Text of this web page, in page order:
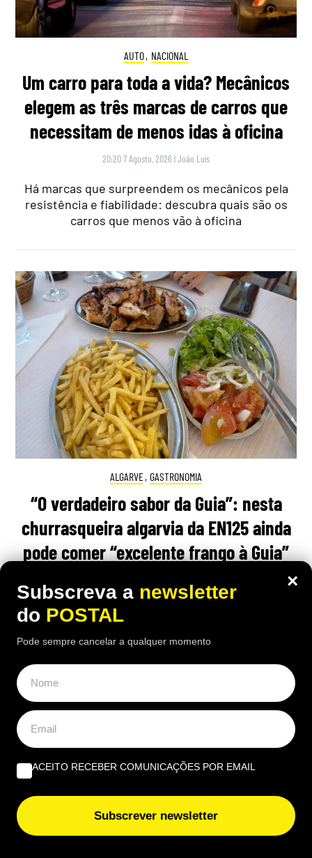
AUTO, NACIONAL
Um carro para toda a vida? Mecânicos
elegem as três marcas de carros que
necessitam de menos idas à oficina
20:20 7 Agosto, 2026 |João Luís
Há marcas que surpreendem os mecânicos pela
resistência e fiabilidade: descubra quais são os
carros que menos vão à oficina
ALGARVE, GASTRONOMIA
“O verdadeiro sabor da Guia”: nesta
churrasqueira algarvia da EN125 ainda
pode comer “excelente frango à Guia”
Há uma paragem na Nacional 125 onde uma das
receitas mais conhecidas de frango assado do
Algarve continuam a chamar clientes durante o
Algarve
×
Subscreva a newsletter
do POSTAL
Pode sempre cancelar a qualquer momento
ACEITO RECEBER COMUNICAÇÕES POR EMAIL
Subscrever newsletter